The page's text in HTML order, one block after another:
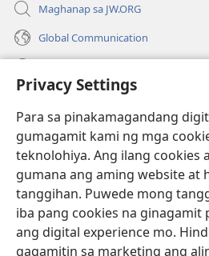
Privacy Settings
Para sa pinakamagandang
gumagamit kami ng mga
teknolohiya. Ang ilang cookies
gumana ang aming website at
tanggihan. Puwede mong
iba pang cookies na ginagamit
ang digital experience mo.
gagamitin sa marketing ang
Maghanap sa JW.ORG
Global Communication
(may
na
bagong
window)
Watchtower ONLINE LIBRARY™
(may
bubukas
na
bagong
window)
JW Hub ®
(may
bubukas
bagong
JW Library ®